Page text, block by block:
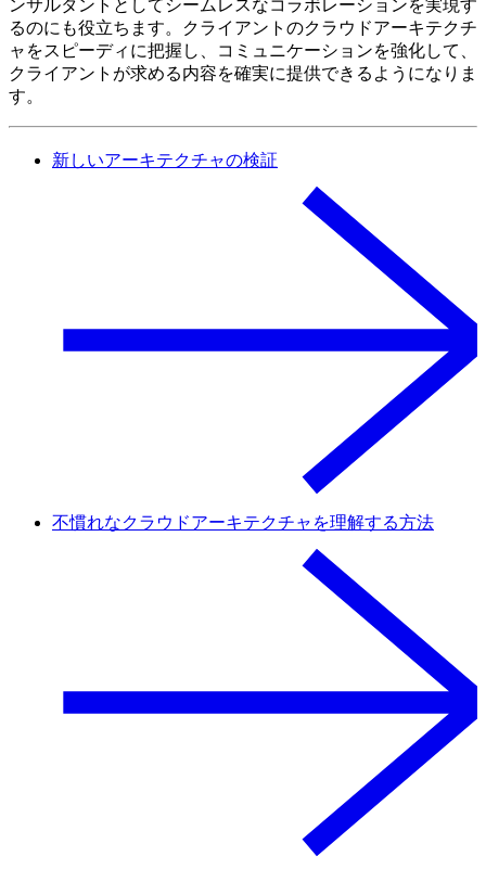
ンサルタントとしてシームレスなコラボレーションを実現す
るのにも役立ちます。クライアントのクラウドアーキテクチ
ャをスピーディに把握し、コミュニケーションを強化して、
クライアントが求める内容を確実に提供できるようになりま
す。
新しいアーキテクチャの検証
不慣れなクラウドアーキテクチャを理解する方法